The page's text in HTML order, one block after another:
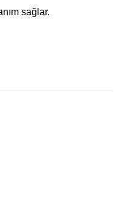
sağlar.